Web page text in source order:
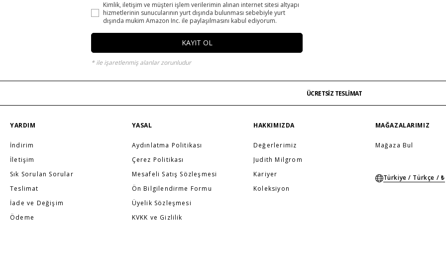
Kimlik, iletişim ve müşteri işlem verilerimin alınan internet sitesi altyapı
hizmetlerinin sunucularının yurt dışında bulunması sebebiyle yurt
dışında mukim Amazon Inc. ile paylaşılmasını kabul ediyorum.
KAYIT OL
* ile işaretlenmiş alanlar zorunludur
ÜCRETSİZ TESLİMAT
İŞ BANKASI KREDİ KARTINA 6 TAKSİT SEÇENEĞİ
…
YARDIM
İndirim
İletişim
Sık Sorulan Sorular
Teslimat
İade ve Değişim
Ödeme
YASAL
Aydınlatma Politikası
Çerez Politikası
Mesafeli Satış Sözleşmesi
Ön Bilgilendirme Formu
Üyelik Sözleşmesi
KVKK ve Gizlilik
HAKKIMIZDA
Değerlerimiz
Judith Milgrom
Kariyer
Koleksiyon
MAĞAZALARIMIZ
Mağaza Bul
Türkiye / Türkçe / ₺